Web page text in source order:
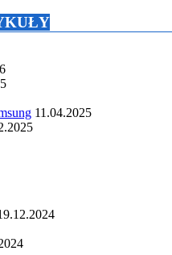
11.04.2025